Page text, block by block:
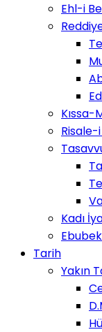
Ehl-i
Kıssa-
Risale-
Kadı
Tarih
Yakın